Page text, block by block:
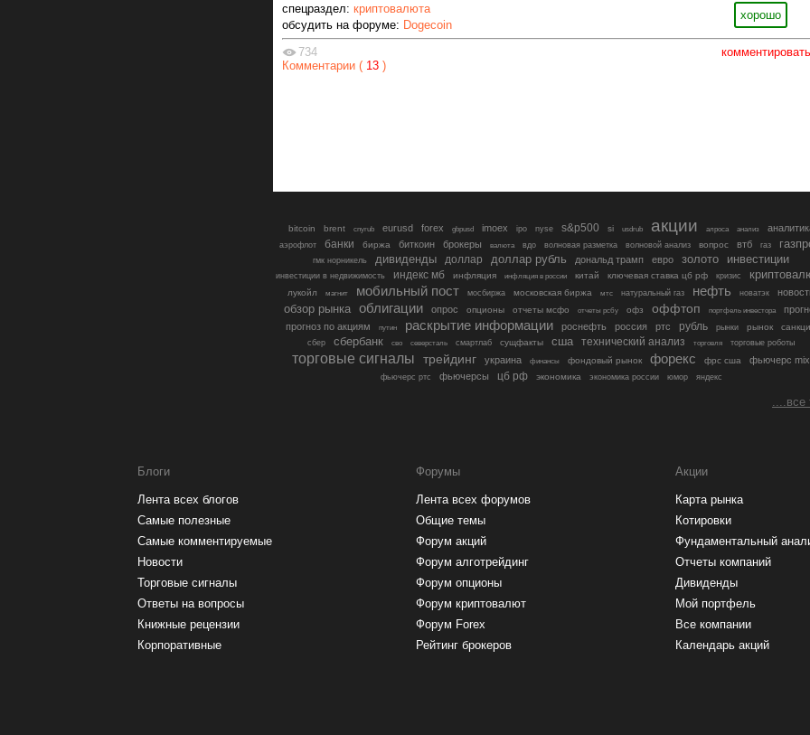
хорошо
спецраздел: криптовалюта
обсудить на форуме: Dogecoin
комментировать
734
Комментарии ( 13 )
bitcoin brent cnyrub eurusd forex gbpusd imoex ipo nyse s&p500 si usdrub акции алроса анализ
аэрофлот банки биржа биткоин брокеры валюта вдо волновая разметка волновой анализ вопрос втб газ
гмк норникель дивиденды доллар доллар рубль дональд трамп евро золото инвестиции
инвестиции в недвижимость индекс мб инфляция инфляция в россии китай ключевая ставка цб рф кризис
лукойл магнит мобильный пост мосбиржа московская биржа мтс натуральный газ нефть новатэк
обзор рынка облигации опрос опционы отчеты мсфо отчеты рсбу офз оффтоп портфель инвестора
прогноз по акциям
путин раскрытие информации роснефть россия ртс рубль рынки рынок
сбер сбербанк сво северсталь смартлаб сущфакты сша технический анализ торговля торговые роботы
торговые сигналы трейдинг украина финансы фондовый рынок форекс фрс сша фьючерс mix
фьючерс ртс фьючерсы цб рф экономика экономика россии юмор яндекс
....все
Блоги
Лента всех блогов
Самые полезные
Самые комментируемые
Новости
Торговые сигналы
Ответы на вопросы
Книжные рецензии
Корпоративные
Форумы
Лента всех форумов
Общие темы
Форум акций
Форум алготрейдинг
Форум опционы
Форум криптовалют
Форум Forex
Рейтинг брокеров
Акции
Карта рынка
Котировки
Фундаментальный
Отчеты компаний
Дивиденды
Мой портфель
Все компании
Календарь акций